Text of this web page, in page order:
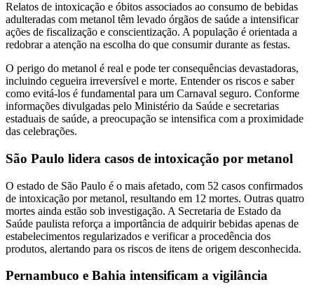
Relatos de intoxicação e óbitos associados ao consumo de bebidas
adulteradas com metanol têm levado órgãos de saúde a intensificar
ações de fiscalização e conscientização. A população é orientada a
redobrar a atenção na escolha do que consumir durante as festas.
O perigo do metanol é real e pode ter consequências devastadoras,
incluindo cegueira irreversível e morte. Entender os riscos e saber
como evitá-los é fundamental para um Carnaval seguro. Conforme
informações divulgadas pelo Ministério da Saúde e secretarias
estaduais de saúde, a preocupação se intensifica com a proximidade
das celebrações.
São Paulo lidera casos de intoxicação por metanol
O estado de São Paulo é o mais afetado, com 52 casos confirmados
de intoxicação por metanol, resultando em 12 mortes. Outras quatro
mortes ainda estão sob investigação. A Secretaria de Estado da
Saúde paulista reforça a importância de adquirir bebidas apenas de
estabelecimentos regularizados e verificar a procedência dos
produtos, alertando para os riscos de itens de origem desconhecida.
Pernambuco e Bahia intensificam a vigilância